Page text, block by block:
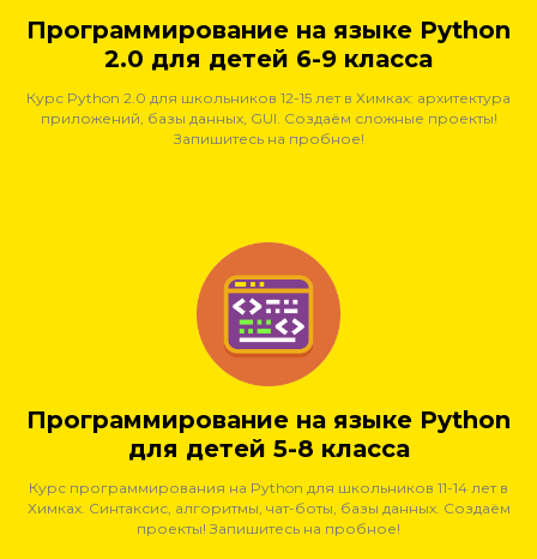
Программирование на языке Python
2.0 для детей 6-9 класса
Курс Python 2.0 для школьников 12-15 лет в Химках: архитектура
приложений, базы данных, GUI. Создаём сложные проекты!
Запишитесь на пробное!
Программирование на языке Python
для детей 5-8 класса
Курс программирования на Python для школьников 11-14 лет в
Химках. Синтаксис, алгоритмы, чат-боты, базы данных. Создаём
проекты! Запишитесь на пробное!